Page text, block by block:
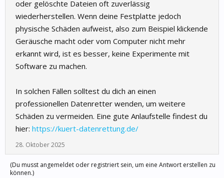
oder gelöschte Dateien oft zuverlässig
wiederherstellen. Wenn deine Festplatte jedoch
physische Schäden aufweist, also zum Beispiel klickende
Geräusche macht oder vom Computer nicht mehr
erkannt wird, ist es besser, keine Experimente mit
Software zu machen.
In solchen Fällen solltest du dich an einen
professionellen Datenretter wenden, um weitere
Schäden zu vermeiden. Eine gute Anlaufstelle findest du
hier: https://kuert-datenrettung.de/
28. Oktober 2025
(Du musst angemeldet oder registriert sein, um eine Antwort erstellen zu
können.)